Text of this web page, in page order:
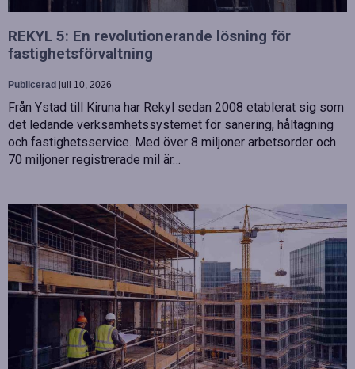
REKYL 5: En revolutionerande lösning för
fastighetsförvaltning
Publicerad juli 10, 2026
Från Ystad till Kiruna har Rekyl sedan 2008 etablerat sig som
det ledande verksamhetssystemet för sanering, håltagning
och fastighetsservice. Med över 8 miljoner arbetsorder och
70 miljoner registrerade mil är…